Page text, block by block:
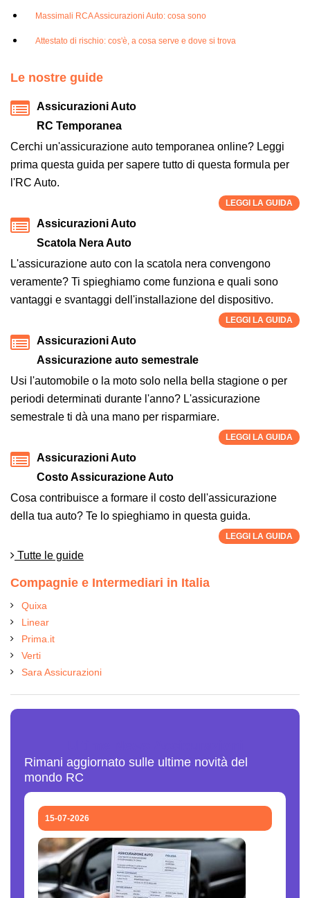
Massimali RCA Assicurazioni Auto: cosa sono
Attestato di rischio: cos'è, a cosa serve e dove si trova
Le nostre guide
Assicurazioni Auto
RC Temporanea
Cerchi un'assicurazione auto temporanea online? Leggi
prima questa guida per sapere tutto di questa formula per
l'RC Auto.
LEGGI LA GUIDA
Assicurazioni Auto
Scatola Nera Auto
L'assicurazione auto con la scatola nera convengono
veramente? Ti spieghiamo come funziona e quali sono
vantaggi e svantaggi dell'installazione del dispositivo.
LEGGI LA GUIDA
Assicurazioni Auto
Assicurazione auto semestrale
Usi l'automobile o la moto solo nella bella stagione o per
periodi determinati durante l'anno? L'assicurazione
semestrale ti dà una mano per risparmiare.
LEGGI LA GUIDA
Assicurazioni Auto
Costo Assicurazione Auto
Cosa contribuisce a formare il costo dell'assicurazione
della tua auto? Te lo spieghiamo in questa guida.
LEGGI LA GUIDA
Tutte le guide
Compagnie e Intermediari in Italia
Quixa
Linear
Prima.it
Verti
Sara Assicurazioni
Rimani aggiornato sulle ultime novità del
mondo RC
15-07-2026